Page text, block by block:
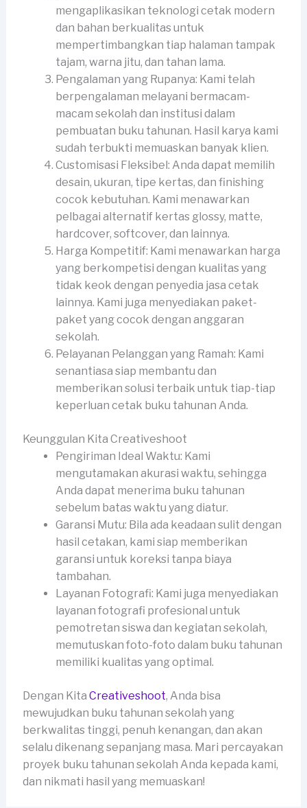
mengaplikasikan teknologi cetak modern
dan bahan berkualitas untuk
mempertimbangkan tiap halaman tampak
tajam, warna jitu, dan tahan lama.
Pengalaman yang Rupanya: Kami telah
berpengalaman melayani bermacam-
macam sekolah dan institusi dalam
pembuatan buku tahunan. Hasil karya kami
sudah terbukti memuaskan banyak klien.
Customisasi Fleksibel: Anda dapat memilih
desain, ukuran, tipe kertas, dan finishing
cocok kebutuhan. Kami menawarkan
pelbagai alternatif kertas glossy, matte,
hardcover, softcover, dan lainnya.
Harga Kompetitif: Kami menawarkan harga
yang berkompetisi dengan kualitas yang
tidak keok dengan penyedia jasa cetak
lainnya. Kami juga menyediakan paket-
paket yang cocok dengan anggaran
sekolah.
Pelayanan Pelanggan yang Ramah: Kami
senantiasa siap membantu dan
memberikan solusi terbaik untuk tiap-tiap
keperluan cetak buku tahunan Anda.
Keunggulan Kita Creativeshoot
Pengiriman Ideal Waktu: Kami
mengutamakan akurasi waktu, sehingga
Anda dapat menerima buku tahunan
sebelum batas waktu yang diatur.
Garansi Mutu: Bila ada keadaan sulit dengan
hasil cetakan, kami siap memberikan
garansi untuk koreksi tanpa biaya
tambahan.
Layanan Fotografi: Kami juga menyediakan
layanan fotografi profesional untuk
pemotretan siswa dan kegiatan sekolah,
memutuskan foto-foto dalam buku tahunan
memiliki kualitas yang optimal.
Dengan Kita Creativeshoot, Anda bisa
mewujudkan buku tahunan sekolah yang
berkwalitas tinggi, penuh kenangan, dan akan
selalu dikenang sepanjang masa. Mari percayakan
proyek buku tahunan sekolah Anda kepada kami,
dan nikmati hasil yang memuaskan!